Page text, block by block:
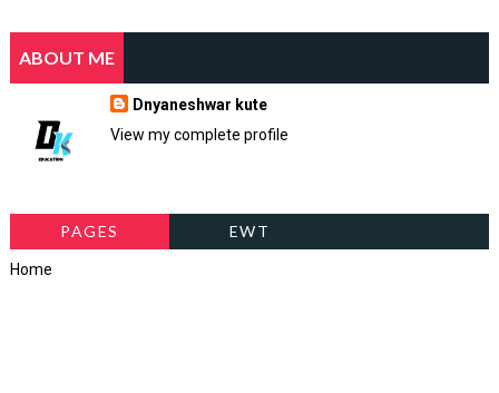
ABOUT ME
Dnyaneshwar kute
View my complete profile
PAGES EWT
Home